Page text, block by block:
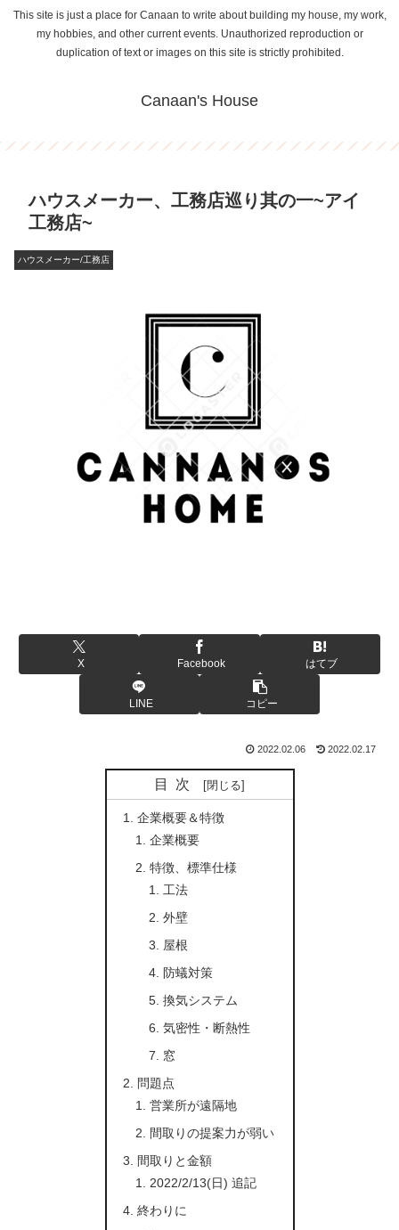
This site is just a place for Canaan to write about building my house, my work,
my hobbies, and other current events. Unauthorized reproduction or
duplication of text or images on this site is strictly prohibited.
Canaan's House
ハウスメーカー、工務店巡り其の一~アイ
工務店~
ハウスメーカー/工務店
X Facebook はてブ
LINE コピー
2022.02.06 2022.02.17
目次
企業概要＆特徴
企業概要
特徴、標準仕様
工法
外壁
屋根
防蟻対策
換気システム
気密性・断熱性
窓
問題点
営業所が遠隔地
間取りの提案力が弱い
間取りと金額
2022/2/13(日) 追記
終わりに